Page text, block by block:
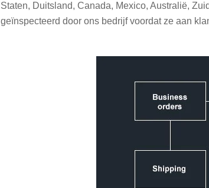
Staten, Duitsland, Canada, Mexico, Australië,
geïnspecteerd door ons bedrijf voordat ze aan